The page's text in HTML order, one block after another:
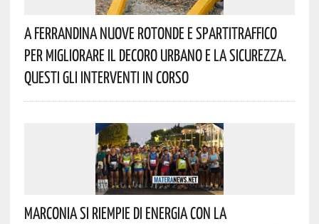
A Ferrandina Nuove Rotonde E Spartitraffico
Per Migliorare Il Decoro Urbano E La Sicurezza.
Questi Gli Interventi In Corso
Marconia Si Riempie Di Energia Con La